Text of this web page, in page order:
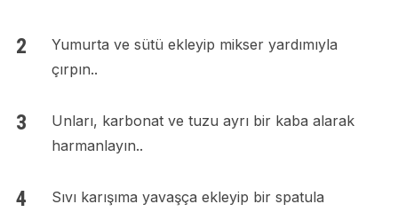
Yumurta ve sütü ekleyip mikser yardımıyla
çırpın..
Unları, karbonat ve tuzu ayrı bir kaba alarak
harmanlayın..
Sıvı karışıma yavaşça ekleyip bir spatula